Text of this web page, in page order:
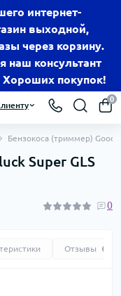
интернет-
выходной,
через корзину.
наш консультант
Хороших покупок!
0
Бензокоса (триммер)
Super GLS
0
Отзывы